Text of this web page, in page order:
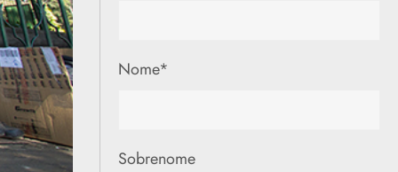
Nome*
Sobrenome